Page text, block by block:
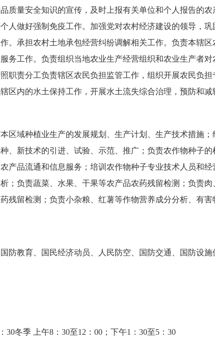
质量安全知识的宣传，及时上报有关单位和个人报告的
人做好强制免疫工作。加强党对农村经济建设的领导，
。承担农村土地承包经营纠纷调解相关工作。负责本辖
务工作。负责组织当地农业生产经营组织和农业生产者
职责分工负责辖区农民负担监管工作，组织开展农民负
区内的水土保持工作，开展水土流失综合治理，预防和
区域种植业生产的发展规划、生产计划、生产技术措施
、新技术的引进、试验、示范、推广；负责农作物种子
产品流通和信息服务；培训农作物种子专业技术人员和
；负责蔬菜、水果、干果等农产品农药残留检测；负责
残留检测；负责小杂粮、红薯等作物营养成分分析、有害
防教育、国民经济动员、人民防空、国防交通、国防设施
30冬季 上午8：30至12：00；下午1：30至5：30